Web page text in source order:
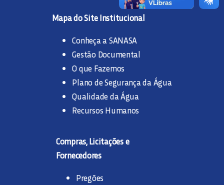
Mapa do Site Institucional
Conheça a SANASA
Gestão Documental
O que Fazemos
Plano de Segurança da Água
Qualidade da Água
Recursos Humanos
Compras, Licitações e
Fornecedores
Pregões